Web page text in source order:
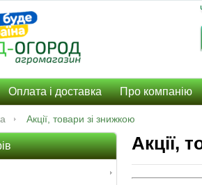
Оплата і доставка Про компанію
Акції, товари зі знижкою
Акції,